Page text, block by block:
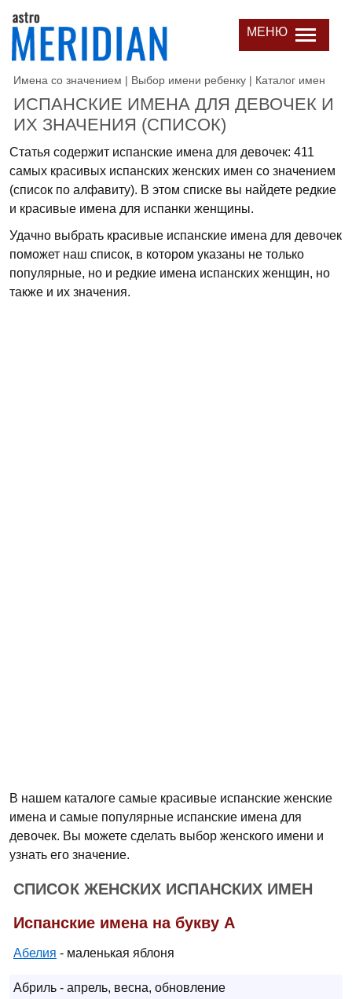
МЕНЮ
Имена со значением | Выбор имени ребенку | Каталог имен
ИСПАНСКИЕ ИМЕНА ДЛЯ ДЕВОЧЕК И
ИХ ЗНАЧЕНИЯ (СПИСОК)
Статья содержит испанские имена для девочек: 411
самых красивых испанских женских имен со значением
(список по алфавиту). В этом списке вы найдете редкие
и красивые имена для испанки женщины.
Удачно выбрать красивые испанские имена для девочек
поможет наш список, в котором указаны не только
популярные, но и редкие имена испанских женщин, но
также и их значения.
В нашем каталоге самые красивые испанские женские
имена и самые популярные испанские имена для
девочек. Вы можете сделать выбор женского имени и
узнать его значение.
СПИСОК ЖЕНСКИХ ИСПАНСКИХ ИМЕН
Испанские имена на букву А
Абелия - маленькая яблоня
Абриль - апрель, весна, обновление